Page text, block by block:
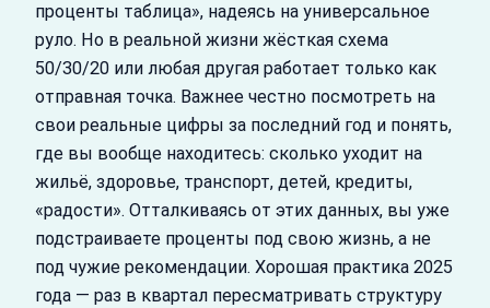
проценты таблица», надеясь на универсальное
руло. Но в реальной жизни жёсткая схема
50/30/20 или любая другая работает только как
отправная точка. Важнее честно посмотреть на
свои реальные цифры за последний год и понять,
где вы вообще находитесь: сколько уходит на
жильё, здоровье, транспорт, детей, кредиты,
«радости». Отталкиваясь от этих данных, вы уже
подстраиваете проценты под свою жизнь, а не
под чужие рекомендации. Хорошая практика 2025
года — раз в квартал пересматривать структуру